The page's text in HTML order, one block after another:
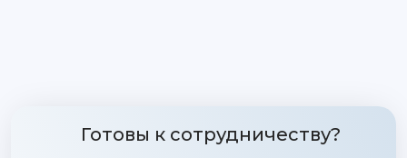
Готовы к сотрудничеству?